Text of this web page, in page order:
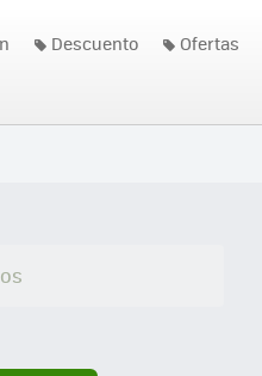
Descuento Ofertas